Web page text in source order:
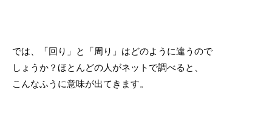
では、「回り」と「周り」はどのように違うので
しょうか？ほとんどの人がネットで調べると、
こんなふうに意味が出てきます。